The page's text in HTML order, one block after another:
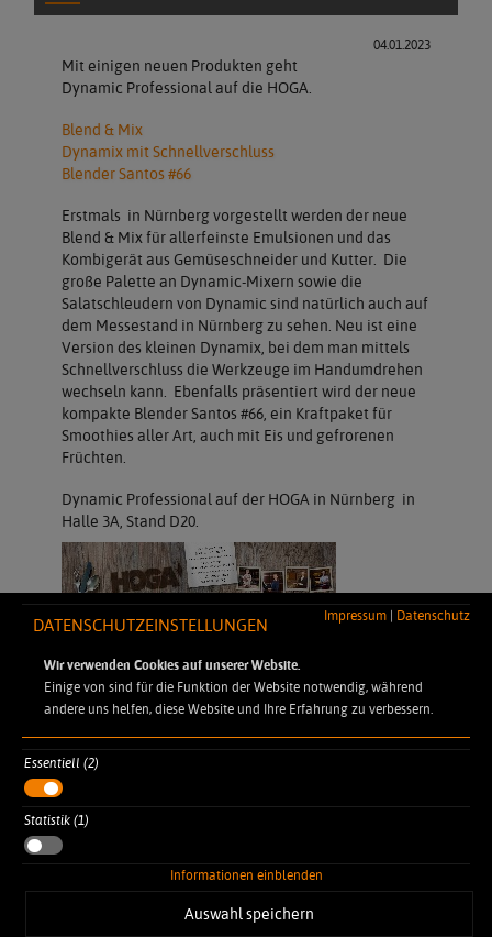
Impressum | Datenschutz
DATENSCHUTZEINSTELLUNGEN
Wir verwenden Cookies auf unserer Website.
Einige von sind für die Funktion der Website notwendig, während
andere uns helfen, diese Website und Ihre Erfahrung zu verbessern.
Essentiell (2)
Statistik (1)
Informationen einblenden
Auswahl speichern
04.01.2023
Mit einigen neuen Produkten geht
Dynamic Professional auf die HOGA.
Blend & Mix
Dynamix mit Schnellverschluss
Blender Santos #66
Erstmals in Nürnberg vorgestellt werden der neue
Blend & Mix für allerfeinste Emulsionen und das
Kombigerät aus Gemüseschneider und Kutter. Die
große Palette an Dynamic-Mixern sowie die
Salatschleudern von Dynamic sind natürlich auch auf
dem Messestand in Nürnberg zu sehen. Neu ist eine
Version des kleinen Dynamix, bei dem man mittels
Schnellverschluss die Werkzeuge im Handumdrehen
wechseln kann. Ebenfalls präsentiert wird der neue
kompakte Blender Santos #66, ein Kraftpaket für
Smoothies aller Art, auch mit Eis und gefrorenen
Früchten.
Dynamic Professional auf der HOGA in Nürnberg in
Halle 3A, Stand D20.
DYNAMIC PROFESSIONAL
Robert-Koch-Straße 7
77694 Kehl Auenheim